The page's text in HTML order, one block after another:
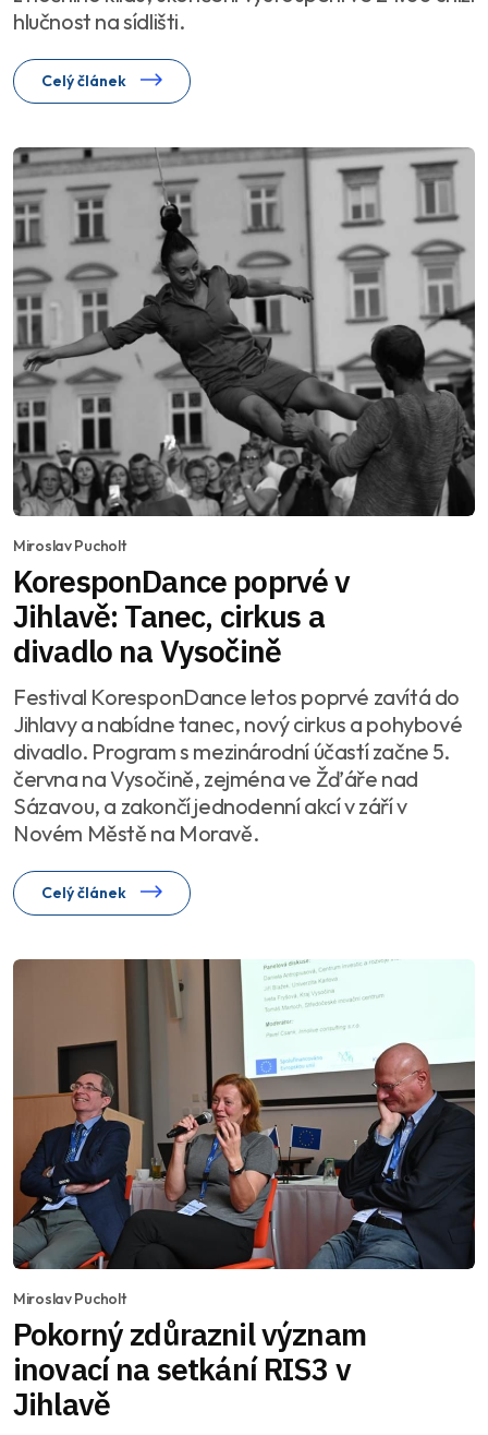
hlučnost na sídlišti.
Celý článek
Miroslav Pucholt
KoresponDance poprvé v
Jihlavě: Tanec, cirkus a
divadlo na Vysočině
Festival KoresponDance letos poprvé zavítá do
Jihlavy a nabídne tanec, nový cirkus a pohybové
divadlo. Program s mezinárodní účastí začne 5.
června na Vysočině, zejména ve Žďáře nad
Sázavou, a zakončí jednodenní akcí v září v
Novém Městě na Moravě.
Celý článek
Miroslav Pucholt
Pokorný zdůraznil význam
inovací na setkání RIS3 v
Jihlavě